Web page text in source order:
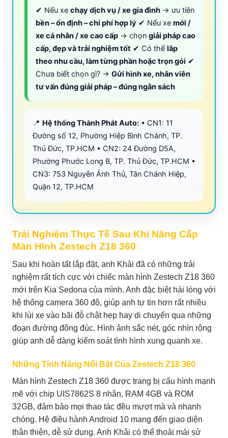
✔ Nếu xe chạy dịch vụ / xe gia đình → ưu tiên
bền – ổn định – chi phí hợp lý ✔ Nếu xe mới /
xe cá nhân / xe cao cấp → chọn giải pháp cao
cấp, đẹp và trải nghiệm tốt ✔ Có thể lắp
theo nhu cầu, làm từng phần hoặc trọn gói ✔
Chưa biết chọn gì? → Gửi hình xe, nhân viên
tư vấn đúng giải pháp – đúng ngân sách
📍 Hệ thống Thành Phát Auto: • CN1: 11
Đường số 12, Phường Hiệp Bình Chánh, TP.
Thủ Đức, TP.HCM • CN2: 24 Đường D5A,
Phường Phước Long B, TP. Thủ Đức, TP.HCM •
CN3: 753 Nguyễn Ảnh Thủ, Tân Chánh Hiệp,
Quận 12, TP.HCM
Trải Nghiệm Thực Tế Sau Khi Nâng Cấp
Màn Hình Zestech Z18 360
Sau khi hoàn tất lắp đặt, anh Khải đã có những trải
nghiệm rất tích cực với chiếc màn hình Zestech Z18 360
mới trên Kia Sedona của mình. Anh đặc biệt hài lòng với
hệ thống camera 360 độ, giúp anh tự tin hơn rất nhiều
khi lùi xe vào bãi đỗ chật hẹp hay di chuyển qua những
đoạn đường đông đúc. Hình ảnh sắc nét, góc nhìn rộng
giúp anh dễ dàng kiểm soát tình hình xung quanh xe.
Những Tính Năng Nổi Bật Của Zestech Z18 360
Màn hình Zestech Z18 360 được trang bị cấu hình mạnh
mẽ với chip UIS7862S 8 nhân, RAM 4GB và ROM
32GB, đảm bảo mọi thao tác đều mượt mà và nhanh
chóng. Hệ điều hành Android 10 mang đến giao diện
thân thiện, dễ sử dụng. Anh Khải có thể thoải mái sử